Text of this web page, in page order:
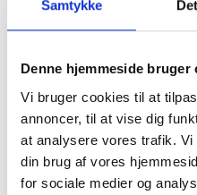
Samtykke
Denne hjemmeside bruger
Vi bruger cookies til at
annoncer, til at vise dig
at analysere vores trafik.
din brug af vores
for sociale medier og
seniorer og ældre også
ønsker der er til boligen.
forskelligartet, viser
forhold til hvad der
boligens størrelse og
boligform.